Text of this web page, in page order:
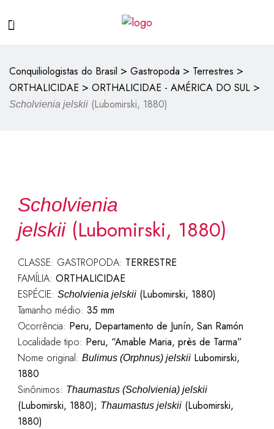
Conquiliologistas do Brasil > Gastropoda > Terrestres >
ORTHALICIDAE > ORTHALICIDAE - AMÉRICA DO SUL >
Scholvienia jelskii (Lubomirski, 1880)
Scholvienia
jelskii(Lubomirski, 1880)
CLASSE: GASTROPODA: TERRESTRE
FAMÍLIA: ORTHALICIDAE
ESPÉCIE: Scholvienia jelskii(Lubomirski, 1880)
Tamanho médio: 35 mm
Ocorrência: Peru, Departamento de Junín, San Ramón
Localidade tipo: Peru, “Amable Maria, près de Tarma”
Nome original: Bulimus (Orphnus) jelskiiLubomirski,
1880
Sinônimos: Thaumastus (Scholvienia) jelskii
(Lubomirski, 1880); Thaumastus jelskii(Lubomirski,
1880)